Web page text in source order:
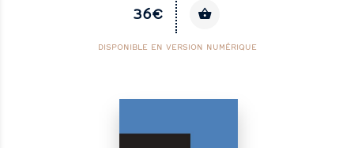
36€
DISPONIBLE EN VERSION NUMÉRIQUE